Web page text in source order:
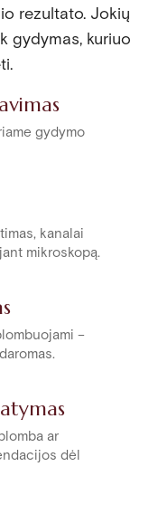
rezultato. Jokių
gydymas, kuriuo
gydymo
kanalai
mikroskopą.
–
ar
dėl